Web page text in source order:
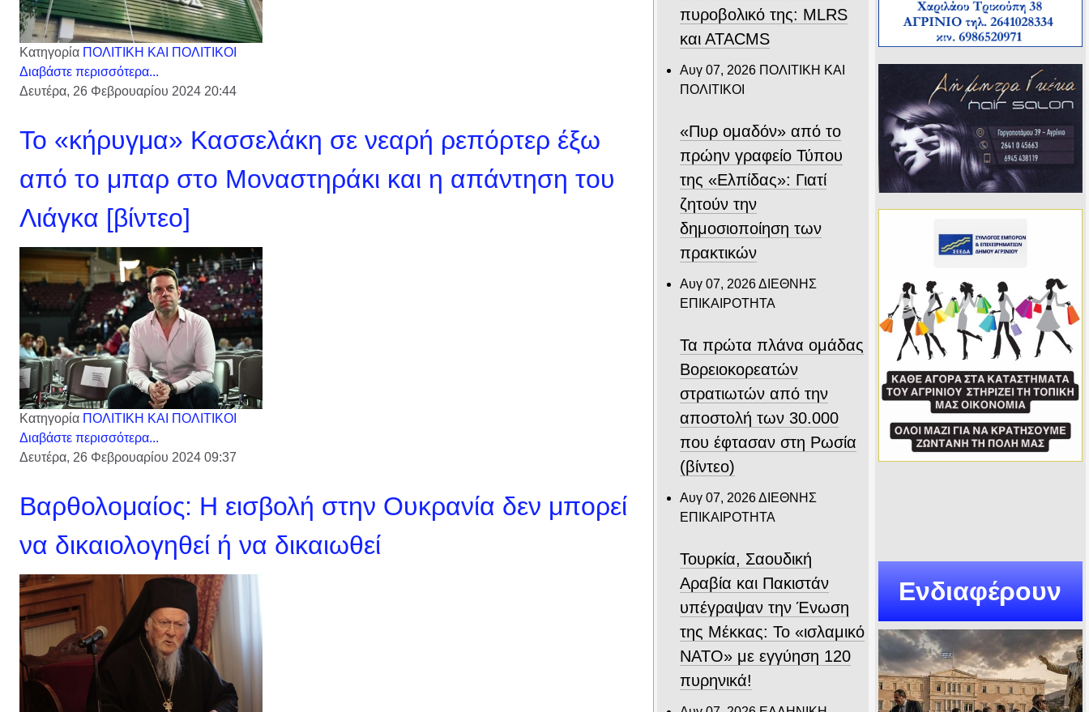
Κατηγορία ΠΟΛΙΤΙΚΗ ΚΑΙ ΠΟΛΙΤΙΚΟΙ
Διαβάστε περισσότερα...
Δευτέρα, 26 Φεβρουαρίου 2024 20:44
Το «κήρυγμα» Κασσελάκη σε νεαρή ρεπόρτερ έξω
από το μπαρ στο Μοναστηράκι και η απάντηση του
Λιάγκα [βίντεο]
Κατηγορία ΠΟΛΙΤΙΚΗ ΚΑΙ ΠΟΛΙΤΙΚΟΙ
Διαβάστε περισσότερα...
Δευτέρα, 26 Φεβρουαρίου 2024 09:37
Βαρθολομαίος: Η εισβολή στην Ουκρανία δεν μπορεί
να δικαιολογηθεί ή να δικαιωθεί
πυροβολικό της: MLRS
και ΑΤΑCMS
Αυγ 07, 2026 ΠΟΛΙΤΙΚΗ ΚΑΙ
ΠΟΛΙΤΙΚΟΙ
«Πυρ ομαδόν» από το
πρώην γραφείο Τύπου
της «Ελπίδας»: Γιατί
ζητούν την
δημοσιοποίηση των
πρακτικών
Αυγ 07, 2026ΔΙΕΘΝΗΣ
ΕΠΙΚΑΙΡΟΤΗΤΑ
Τα πρώτα πλάνα ομάδας
Βορειοκορεατών
στρατιωτών από την
αποστολή των 30.000
που έφτασαν στη Ρωσία
(βίντεο)
Αυγ 07, 2026ΔΙΕΘΝΗΣ
ΕΠΙΚΑΙΡΟΤΗΤΑ
Τουρκία, Σαουδική
Αραβία και Πακιστάν
υπέγραψαν την Ένωση
της Μέκκας: Το «ισλαμικό
ΝΑΤΟ» με εγγύηση 120
πυρηνικά!
Ενδιαφέρουν